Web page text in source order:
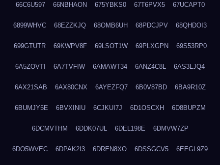
66C6U597 66NBHAON 675YBKS0 67T6PVX5 67UCAPT0
6899WHVC 68EZZKJQ 68OMB6UH 68PDCJPV 68QHDOI3
699GTUTR 69KWPV8F 69LSOT1W 69PLXGPN 69S53RP0
6A5ZOVTI 6A7TVFIW 6AMAWT34 6ANZ4C8L 6AS3LJQ4
6AX21SAB 6AX80CNX 6AYEZFQ7 6B0V87BD 6BA9R10Z
6BUMJY5E 6BVXINIU 6CJKUI7J 6D1OSCXH 6D8BUPZM
6DCMVTHM 6DDK07UL 6DEL198E 6DMVW7ZP
6DO5WVEC 6DPAK2I3 6DREN8XO 6DSSGCV5 6EEGL9Z9